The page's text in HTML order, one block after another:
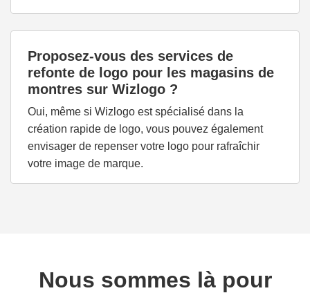
Proposez-vous des services de
refonte de logo pour les magasins de
montres sur Wizlogo ?
Oui, même si Wizlogo est spécialisé dans la
création rapide de logo, vous pouvez également
envisager de repenser votre logo pour rafraîchir
votre image de marque.
Nous sommes là pour